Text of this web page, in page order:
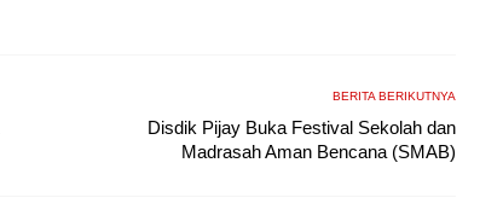
BERITA BERIKUTNYA
Disdik Pijay Buka Festival Sekolah dan
Madrasah Aman Bencana (SMAB)